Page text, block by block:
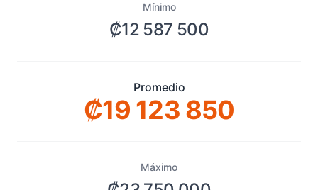
Mínimo
₡12 587 500
Promedio
₡19 123 850
Máximo